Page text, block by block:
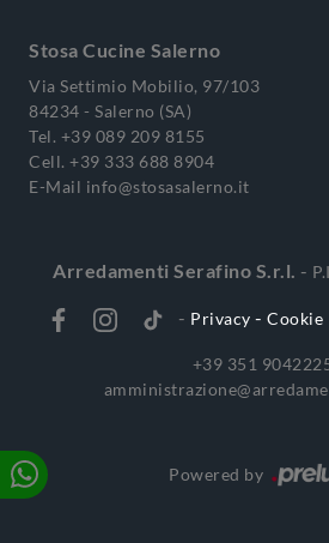
Stosa Cucine Salerno
Via Settimio Mobilio, 97/103
84234 - Salerno (SA)
Tel. +39 089 209 8155
Cell. +39 333 688 8904
E-Mail info@stosasalerno.it
Arredamenti Serafino S.r.l. -
- Privacy - Cookie
+39 351
Powered by